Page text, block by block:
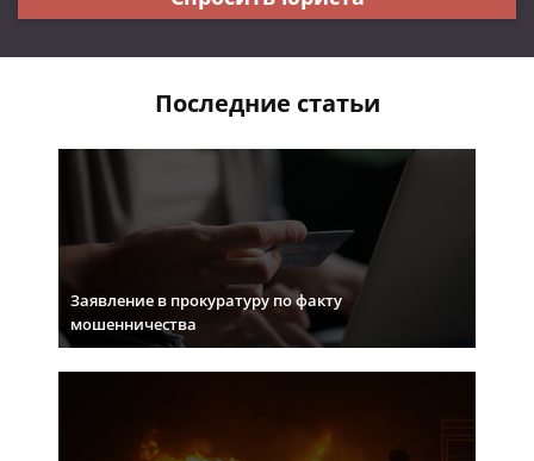
Последние статьи
Заявление в прокуратуру по факту
мошенничества